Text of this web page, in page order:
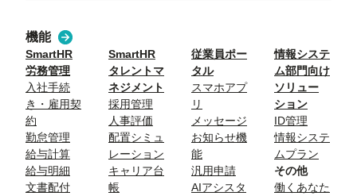
機能
SmartHR
労務管理
入社手続
き・雇用契
約
勤怠管理
給与計算
給与明細
文書配付
SmartHR
タレントマ
ネジメント
採用管理
人事評価
配置シミュ
レーション
キャリア台
帳
従業員ポー
タル
スマホアプ
リ
メッセージ
お知らせ機
能
汎用申請
AIアシスタ
情報システ
ム部門向け
ソリュー
ション
ID管理
情報システ
ムプラン
その他
働くあなた